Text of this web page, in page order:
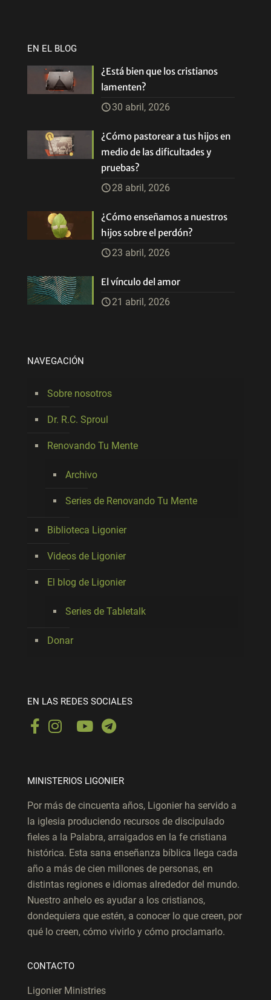
EN EL BLOG
¿Está bien que los cristianos
lamenten?
30 abril, 2026
¿Cómo pastorear a tus hijos en
medio de las dificultades y
pruebas?
28 abril, 2026
¿Cómo enseñamos a nuestros
hijos sobre el perdón?
23 abril, 2026
El vínculo del amor
21 abril, 2026
NAVEGACIÓN
Sobre nosotros
Dr. R.C. Sproul
Renovando Tu Mente
Archivo
Series de Renovando Tu Mente
Biblioteca Ligonier
Videos de Ligonier
El blog de Ligonier
Series de Tabletalk
Donar
EN LAS REDES SOCIALES
MINISTERIOS LIGONIER
Por más de cincuenta años, Ligonier ha servido a
la iglesia produciendo recursos de discipulado
fieles a la Palabra, arraigados en la fe cristiana
histórica. Esta sana enseñanza bíblica llega cada
año a más de cien millones de personas, en
distintas regiones e idiomas alrededor del mundo.
Nuestro anhelo es ayudar a los cristianos,
dondequiera que estén, a conocer lo que creen, por
qué lo creen, cómo vivirlo y cómo proclamarlo.
CONTACTO
Ligonier Ministries